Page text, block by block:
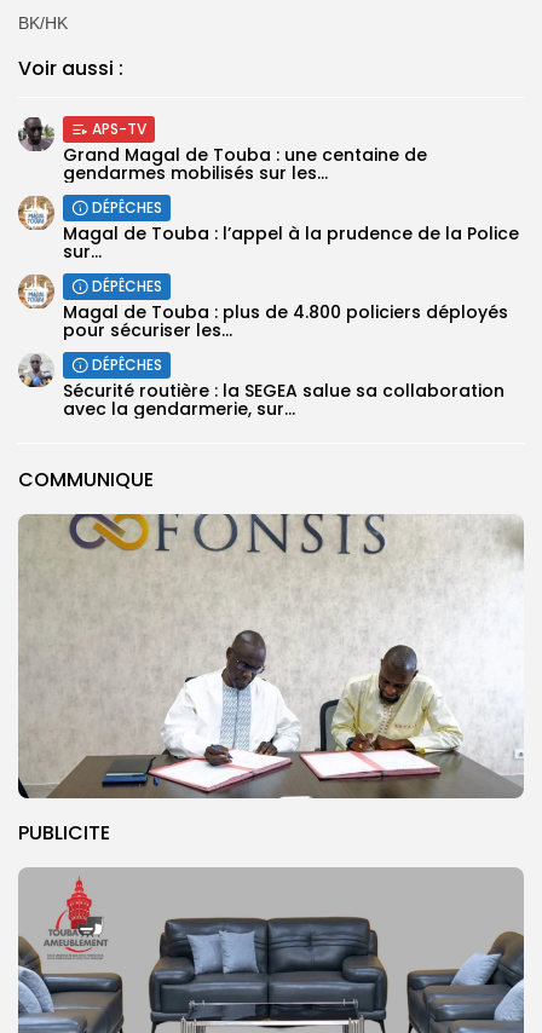
COMMUNIQUE
PUBLICITE
BK/HK
Voir aussi :
APS-TV
Grand Magal de Touba : une centaine de
gendarmes mobilisés sur les...
DÉPÊCHES
Magal de Touba : l’appel à la prudence de la Police
sur...
DÉPÊCHES
Magal de Touba : plus de 4.800 policiers déployés
pour sécuriser les...
DÉPÊCHES
Sécurité routière : la SEGEA salue sa collaboration
avec la gendarmerie, sur...